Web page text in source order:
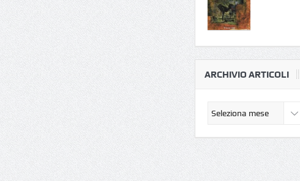
ARCHIVIO ARTICOLI